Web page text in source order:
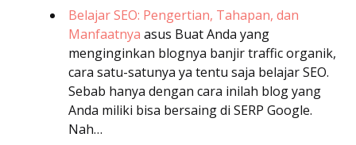
Belajar SEO: Pengertian, Tahapan, dan
Manfaatnya asus Buat Anda yang
menginginkan blognya banjir traffic organik,
cara satu-satunya ya tentu saja belajar SEO.
Sebab hanya dengan cara inilah blog yang
Anda miliki bisa bersaing di SERP Google.
Nah…